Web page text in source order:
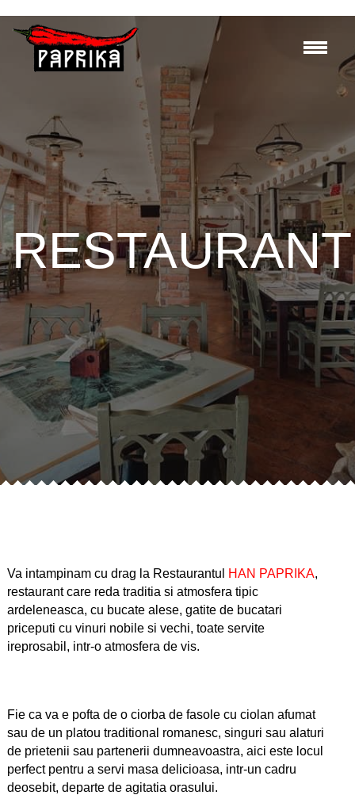
RESTAURANT
Va intampinam cu drag la Restaurantul HAN PAPRIKA,
restaurant care reda traditia si atmosfera tipic
ardeleneasca, cu bucate alese, gatite de bucatari
priceputi cu vinuri nobile si vechi, toate servite
ireprosabil, intr-o atmosfera de vis.
Fie ca va e pofta de o ciorba de fasole cu ciolan afumat
sau de un platou traditional romanesc, singuri sau alaturi
de prietenii sau partenerii dumneavoastra, aici este locul
perfect pentru a servi masa delicioasa, intr-un cadru
deosebit, departe de agitatia orasului.